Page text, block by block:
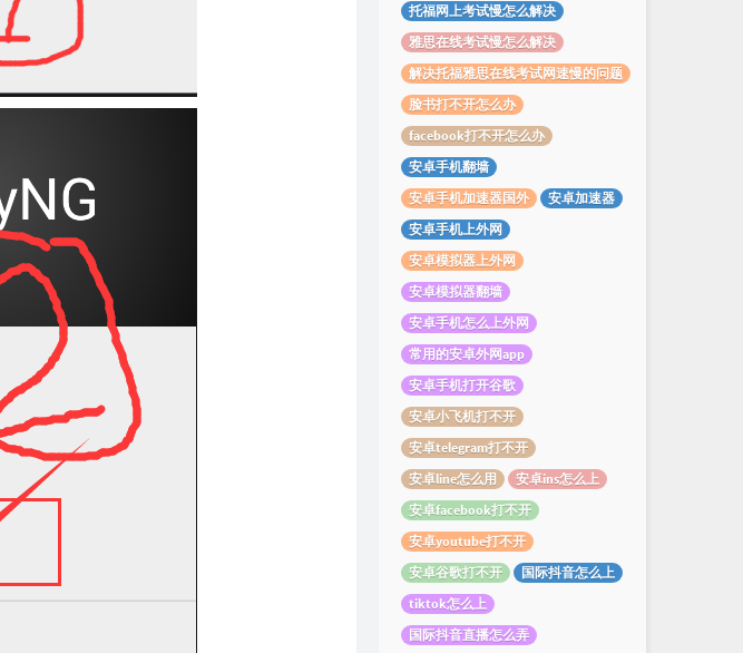
托福网上考试慢怎么解决
雅思在线考试慢怎么解决
解决托福雅思在线考试网速慢的问题
脸书打不开怎么办
facebook打不开怎么办
安卓手机翻墙
安卓手机加速器国外
安卓加速器
安卓手机上外网
安卓模拟器上外网
安卓模拟器翻墙
安卓手机怎么上外网
常用的安卓外网app
安卓手机打开谷歌
安卓小飞机打不开
安卓telegram打不开
安卓line怎么用
安卓ins怎么上
安卓facebook打不开
安卓youtube打不开
安卓谷歌打不开
国际抖音怎么上
tiktok怎么上
国际抖音直播怎么弄